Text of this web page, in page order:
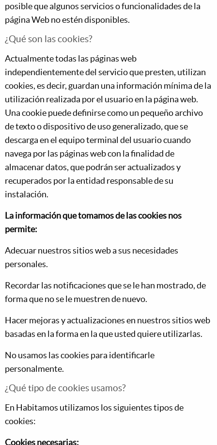
posible que algunos servicios o funcionalidades de la
página Web no estén disponibles.
¿Qué son las cookies?
Actualmente todas las páginas web
independientemente del servicio que presten, utilizan
cookies, es decir, guardan una información mínima de la
utilización realizada por el usuario en la página web.
Una cookie puede definirse como un pequeño archivo
de texto o dispositivo de uso generalizado, que se
descarga en el equipo terminal del usuario cuando
navega por las páginas web con la finalidad de
almacenar datos, que podrán ser actualizados y
recuperados por la entidad responsable de su
instalación.
La información que tomamos de las cookies nos
permite:
Adecuar nuestros sitios web a sus necesidades
personales.
Recordar las notificaciones que se le han mostrado, de
forma que no se le muestren de nuevo.
Hacer mejoras y actualizaciones en nuestros sitios web
basadas en la forma en la que usted quiere utilizarlas.
No usamos las cookies para identificarle
personalmente.
¿Qué tipo de cookies usamos?
En Habitamos utilizamos los siguientes tipos de
cookies:
Cookies necesarias: